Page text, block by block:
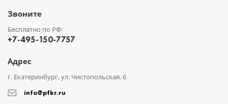
Звоните
Бесплатно по РФ:
+7-495-150-7757
Адрес
г. Екатеринбург, ул. Чистопольская, 6
info@pfkr.ru